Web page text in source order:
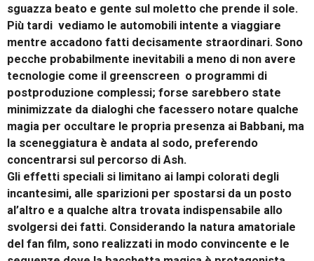
sguazza beato e gente sul moletto che prende il sole.
Più tardi vediamo le automobili intente a viaggiare
mentre accadono fatti decisamente straordinari. Sono
pecche probabilmente inevitabili a meno di non avere
tecnologie come il greenscreen o programmi di
postproduzione complessi; forse sarebbero state
minimizzate da dialoghi che facessero notare qualche
magia per occultare le propria presenza ai Babbani, ma
la sceneggiatura è andata al sodo, preferendo
concentrarsi sul percorso di Ash.
Gli effetti speciali si limitano ai lampi colorati degli
incantesimi, alle sparizioni per spostarsi da un posto
al’altro e a qualche altra trovata indispensabile allo
svolgersi dei fatti. Considerando la natura amatoriale
del fan film, sono realizzati in modo convincente e le